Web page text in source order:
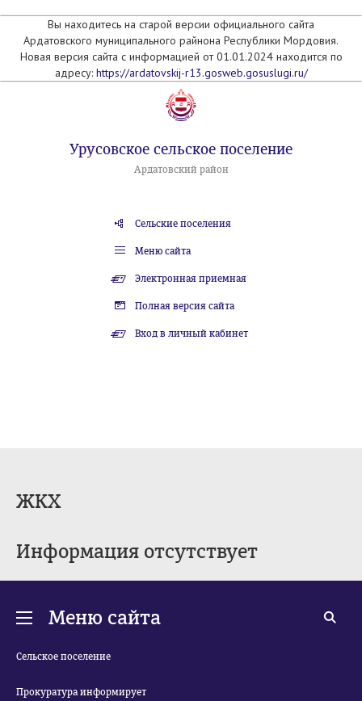
Вы находитесь на старой версии официального сайта
Ардатовского муниципального райнона Республики Мордовия.
Новая версия сайта с информацией от 01.01.2024 находится по
адресу: https://ardatovskij-r13.gosweb.gosuslugi.ru/
Урусовское сельское поселение
Ардатовский район
Сельские поселения
Меню сайта
Электронная приемная
Полная версия сайта
Вход в личный кабинет
ЖКХ
Информация отсутствует
Меню сайта
Сельское поселение
Прокуратура информирует